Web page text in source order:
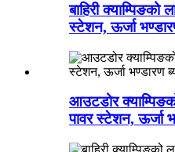
बाहिरी क्याम्पिङको
स्टेशन, ऊर्जा
आउटडोर
पावर स्टेशन, ऊर्जा